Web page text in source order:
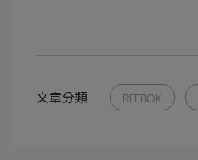
文章分類 REEBOK